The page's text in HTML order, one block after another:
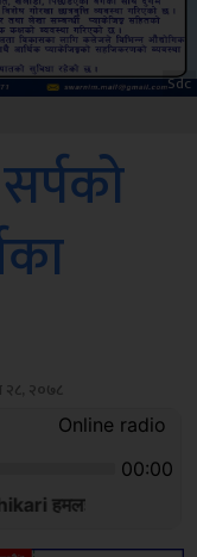
Amb
२८, २०७८